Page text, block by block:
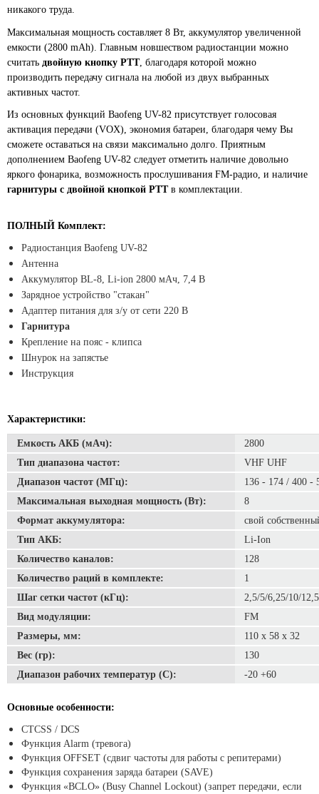
никакого труда.
Максимальная мощность составляет 8 Вт, аккумулятор увеличенной
емкости (2800 mAh). Главным новшеством радиостанции можно
считать двойную кнопку PTT, благодаря которой можно
производить передачу сигнала на любой из двух выбранных
активных частот.
Из основных функций Baofeng UV-82 присутствует голосовая
активация передачи (VOX), экономия батареи, благодаря чему Вы
сможете оставаться на связи максимально долго. Приятным
дополнением Baofeng UV-82 следует отметить наличие довольно
яркого фонарика, возможность прослушивания FM-радио, и наличие
гарнитуры с двойной кнопкой РТТв комплектации.
ПОЛНЫЙ Комплект:
Радиостанция Baofeng UV-82
Антенна
Аккумулятор BL-8, Li-ion 2800 мАч, 7,4 В
Зарядное устройство "стакан"
Адаптер питания для з/у от сети 220 В
Гарнитура
Крепление на пояс - клипса
Шнурок на запястье
Инструкция
Характеристики:
Емкость АКБ (мАч):
2800
Тип диапазона частот:
VHF UHF
Диапазон частот (MГц):
136 - 174 / 400 -
Максимальная выходная мощность (Вт):
8
Формат аккумулятора:
свой
Тип АКБ:
Li-Ion
Количество каналов:
128
Количество раций в комплекте:
1
Шаг сетки частот (кГц):
2,5/5/6,25/10/
Вид модуляции:
FM
Размеры, мм:
110 x 58 x 32
Вес (гр):
130
Диапазон рабочих температур (С):
-20 +60
Основные особенности:
CTCSS / DCS
Функция Alarm (тревога)
Функция OFFSET (сдвиг частоты для работы с репитерами)
Функция сохранения заряда батареи (SAVE)
Функция «BCLO» (Busy Channel Lockout) (запрет передачи, если